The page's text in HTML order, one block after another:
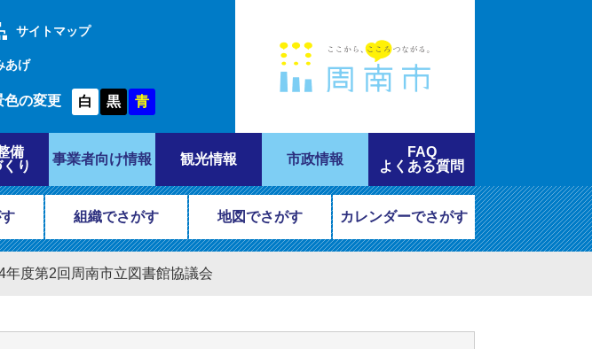
サイトマップ
あげ
色の変更 白 黒 青
備
り
事業者向け情報 観光情報 市政情報
FAQ
よくある質問
組織でさがす 地図でさがす カレンダーでさがす
度第2回周南市立図書館協議会